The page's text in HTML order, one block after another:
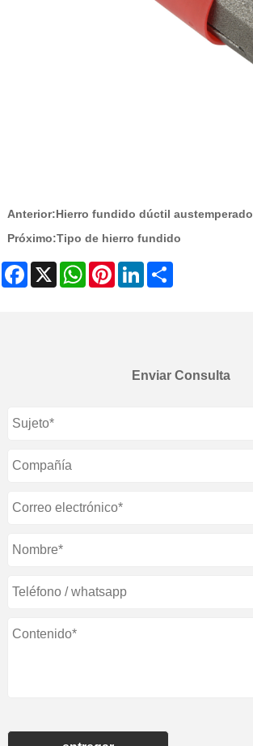
Anterior:Hierro fundido dúctil austemperado
Próximo:Tipo de hierro fundido
Facebook
X WhatsAppPinterestLinkedIn
Enviar Consulta